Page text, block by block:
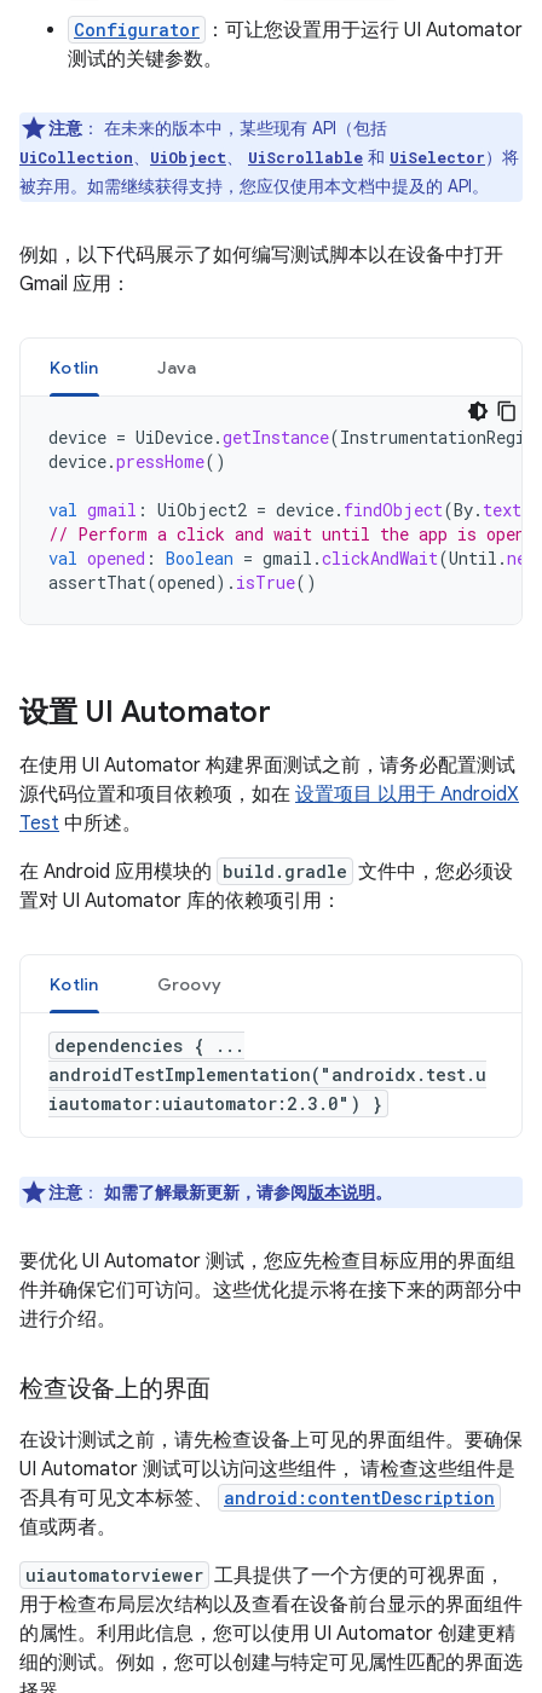
Configurator
：可让您设置用于运行 UI Automator
测试的关键参数。
注意 ： 在未来的版本中，某些现有 API（包括
UiCollection、 UiObject、 UiScrollable 和 UiSelector）将
被弃用。如需继续获得支持，您应仅使用本文档中提及的 API。
例如，以下代码展示了如何编写测试脚本以在设备中打开
Gmail 应用：
Kotlin Java
device = UiDevice.getInstance(
device.pressHome()
val gmail : UiObject2 = device. findObject(By. text
// Perform a click and wait until the app is
val opened : Boolean = gmail .clickAndWait(Until .
assertThat(opened). isTrue()
设置 UI Automator
在使用 UI Automator 构建界面测试之前，请务必配置测试
源代码位置和项目依赖项，如在 设置项目 以用于 AndroidX
Test 中所述。
在 Android 应用模块的 build.gradle 文件中，您必须设
置对 UI Automator 库的依赖项引用：
Kotlin Groovy
dependencies { ...
androidTestImplementation("androidx.test.u
iautomator:uiautomator:2.3.0") }
注意 ： 如需了解最新更新，请参阅版本说明。
要优化 UI Automator 测试，您应先检查目标应用的界面组
件并确保它们可访问。这些优化提示将在接下来的两部分中
进行介绍。
检查设备上的界面
在设计测试之前，请先检查设备上可见的界面组件。要确保
UI Automator 测试可以访问这些组件， 请检查这些组件是
否具有可见文本标签、
android:contentDescription
值或两者。
uiautomatorviewer 工具提供了一个方便的可视界面，
用于检查布局层次结构以及查看在设备前台显示的界面组件
的属性。利用此信息，您可以使用 UI Automator 创建更精
细的测试。例如，您可以创建与特定可见属性匹配的界面选